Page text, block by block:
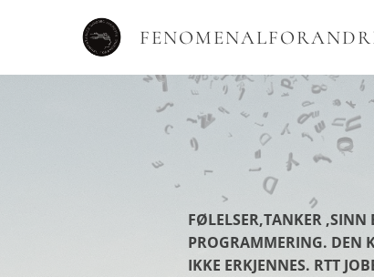
FØLELSER,TANKER
PROGRAMMERING. DEN
IKKE ERKJENNES. RTT